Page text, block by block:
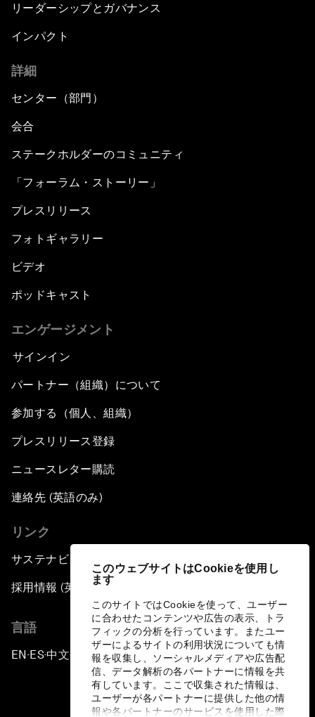
このウェブサイトはCookieを使用し
ます
このサイトではCookieを使って、ユーザー
に合わせたコンテンツや広告の表示、トラ
フィックの分析を行っています。またユー
ザーによるサイトの利用状況についても情
報を収集し、ソーシャルメディアや広告配
信、データ解析の各パートナーに情報を共
有しています。ここで収集された情報は、
ユーザーが各パートナーに提供した他の情
報や各パートナーのサービスを使用した際
リーダーシップとガバナンス
インパクト
詳細
センター（部門）
会合
ステークホルダーのコミュニティ
「フォーラム・ストーリー」
プレスリリース
フォトギャラリー
ビデオ
ポッドキャスト
エンゲージメント
サインイン
パートナー（組織）について
参加する（個人、組織）
プレスリリース登録
ニュースレター購読
連絡先 (英語のみ)
リンク
サステナビリティへの取り組み
採用情報 (英語のみ)
言語
EN ▪ES▪中文▪ 日本語